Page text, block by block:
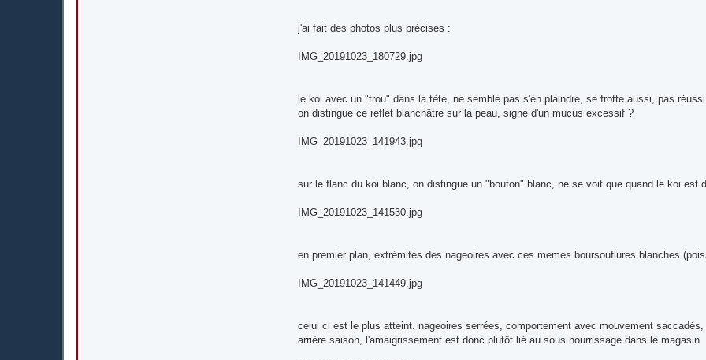
j'ai fait des photos plus précises :
IMG_20191023_180729.jpg
le koi avec un "trou" dans la tète, ne semble pas s'en plaindre, se frotte aussi, pas
on distingue ce reflet blanchâtre sur la peau, signe d'un mucus excessif ?
IMG_20191023_141943.jpg
sur le flanc du koi blanc, on distingue un "bouton" blanc, ne se voit que quand le koi est
IMG_20191023_141530.jpg
en premier plan, extrémités des nageoires avec ces memes boursouflures blanches
IMG_20191023_141449.jpg
celui ci est le plus atteint. nageoires serrées, comportement avec mouvement
arrière saison, l'amaigrissement est donc plutôt lié au sous nourrissage dans le magasin